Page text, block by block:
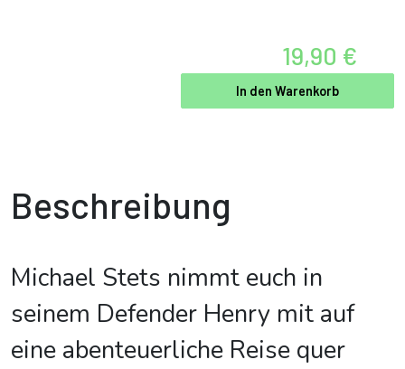
19,90 €
In den Warenkorb
Beschreibung
Michael Stets nimmt euch in
seinem Defender Henry mit auf
eine abenteuerliche Reise quer